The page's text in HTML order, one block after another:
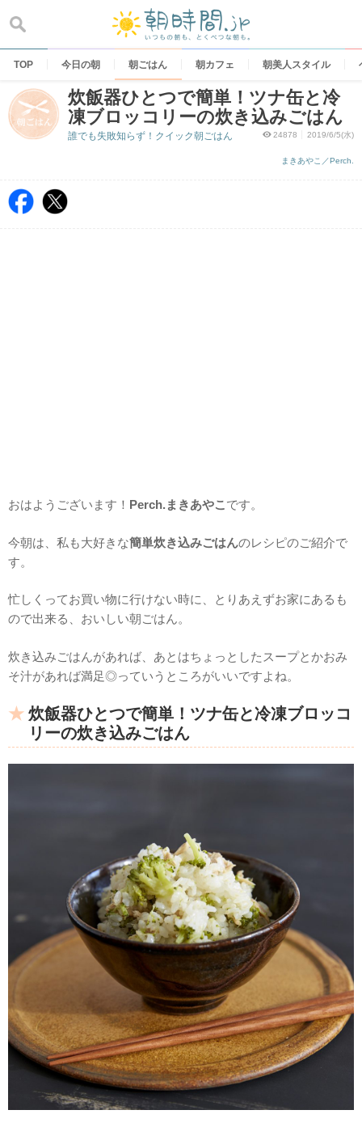
content
TOP 今日の朝 朝ごはん 朝カフェ 朝美人スタイル
炊飯器ひとつで簡単！ツナ缶と冷
凍ブロッコリーの炊き込みごはん
24878 2019/6/5(水)
まきあやこ／Perch.
誰でも失敗知らず！クイック朝ごはん
おはようございます！ Perch.まきあやこ です。
今朝は、私も大好きな簡単炊き込みごはんのレシピのご紹介で
す。
忙しくってお買い物に行けない時に、とりあえずお家にあるも
ので出来る、おいしい朝ごはん。
炊き込みごはんがあれば、あとはちょっとしたスープとかおみ
そ汁があれば満足◎っていうところがいいですよね。
炊飯器ひとつで簡単！ツナ缶と冷凍ブロッコ
リーの炊き込みごはん